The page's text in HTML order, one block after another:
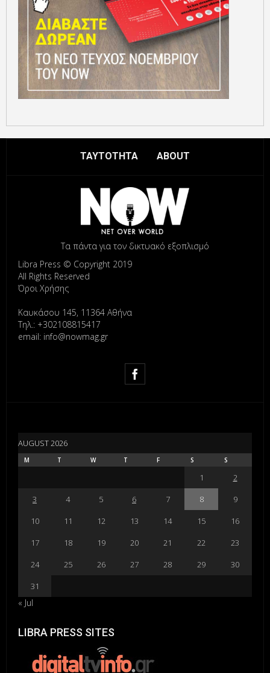
ΤΑΥΤΟΤΗΤΑ ABOUT
Τα πάντα για τον δικτυακό εξοπλισμό
Libra Press © Copyright 2019
All Rights Reserved
Όροι Χρήσης
Καυκάσου 145, 11364 Αθήνα
Τηλ.: +302108815417
email: info@nowmag.gr
AUGUST 2026
M T W T F S S
1
2
3
4 5 6 7 8
9
10
11 12 13 14 15
16
17
18 19 20 21 22
23
24
25 26 27 28 29
30
31
« Jul
LIBRA PRESS SITES